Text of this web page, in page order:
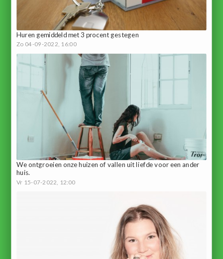
Huren gemiddeld met 3 procent gestegen
Zo 04-09-2022, 16:00
We ontgroeien onze huizen of vallen uit liefde voor een ander
huis.
Vr 15-07-2022, 12:00